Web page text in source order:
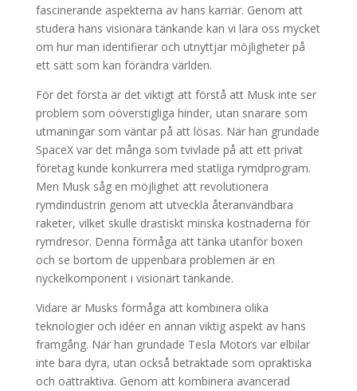
fascinerande aspekterna av hans karriär. Genom att
studera hans visionära tänkande kan vi lära oss mycket
om hur man identifierar och utnyttjar möjligheter på
ett sätt som kan förändra världen.
För det första är det viktigt att förstå att Musk inte ser
problem som oöverstigliga hinder, utan snarare som
utmaningar som väntar på att lösas. När han grundade
SpaceX var det många som tvivlade på att ett privat
företag kunde konkurrera med statliga rymdprogram.
Men Musk såg en möjlighet att revolutionera
rymdindustrin genom att utveckla återanvändbara
raketer, vilket skulle drastiskt minska kostnaderna för
rymdresor. Denna förmåga att tänka utanför boxen
och se bortom de uppenbara problemen är en
nyckelkomponent i visionärt tänkande.
Vidare är Musks förmåga att kombinera olika
teknologier och idéer en annan viktig aspekt av hans
framgång. När han grundade Tesla Motors var elbilar
inte bara dyra, utan också betraktade som opraktiska
och oattraktiva. Genom att kombinera avancerad